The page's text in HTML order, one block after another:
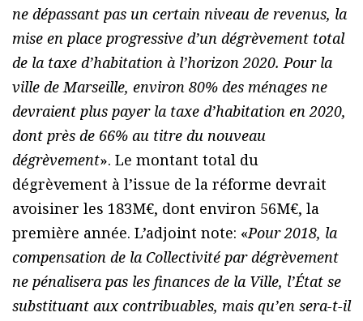
ne dépassant pas un certain niveau de revenus, la
mise en place progressive d’un dégrèvement total
de la taxe d’habitation à l’horizon 2020. Pour la
ville de Marseille, environ 80% des ménages ne
devraient plus payer la taxe d’habitation en 2020,
dont près de 66% au titre du nouveau
dégrèvement». Le montant total du
dégrèvement à l’issue de la réforme devrait
avoisiner les 183M€, dont environ 56M€, la
première année. L’adjoint note: «Pour 2018, la
compensation de la Collectivité par dégrèvement
ne pénalisera pas les finances de la Ville, l’État se
substituant aux contribuables, mais qu’en sera-t-il